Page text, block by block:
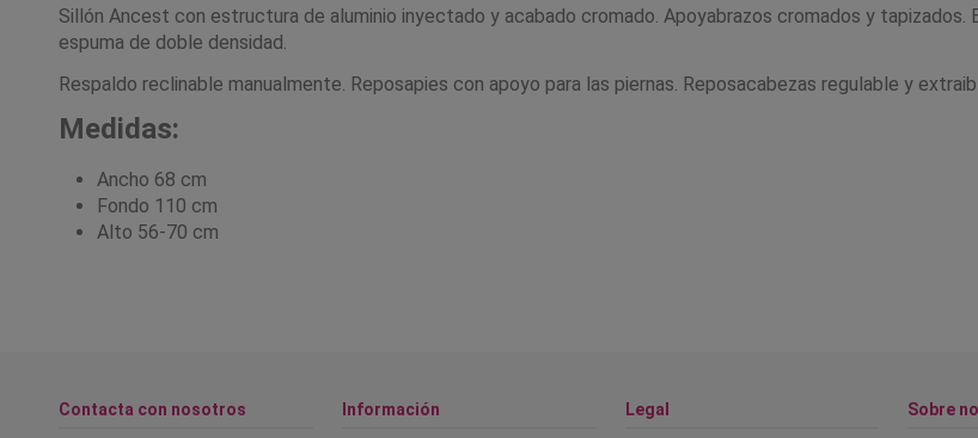
Sillón Ancest con estructura de aluminio inyectado y acabado cromado. Apoyabrazos cromados y
espuma de doble densidad.
Respaldo reclinable manualmente. Reposapies con apoyo para las piernas. Reposacabezas regulable y
Medidas:
Ancho 68 cm
Fondo 110 cm
Alto 56-70 cm
Contacta con nosotros Información Legal Sobre